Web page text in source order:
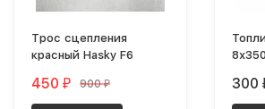
Трос сцепления
красный Hasky F6
450 ₽ 900₽ 300